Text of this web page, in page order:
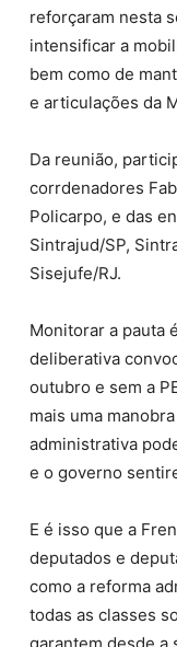
reforçaram nesta
intensificar a
bem como de
e articulações da
Da reunião,
corrdenadores
Policarpo, e das
Sintrajud/SP,
Sisejufe/RJ.
Monitorar a pauta
deliberativa
outubro e sem a
mais uma
administrativa
e o governo
E é isso que a
deputados e
como a reforma
todas as classes